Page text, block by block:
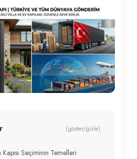
(göster/gizle)
Seçiminin Temelleri